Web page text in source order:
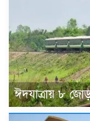
ঈদযাত্রায় ৮